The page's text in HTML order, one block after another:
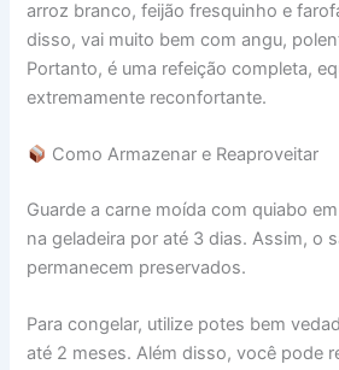
arroz branco, feijão fresquinho e
disso, vai muito bem com angu,
Portanto, é uma refeição completa,
extremamente reconfortante.
Como Armazenar e Reaproveitar
Guarde a carne moída com quiabo
na geladeira por até 3 dias. Assim, o
permanecem preservados.
Para congelar, utilize potes bem
até 2 meses. Além disso, você pode